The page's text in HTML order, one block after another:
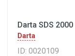
Darta SDS 2000
Darta
ID: 0020109